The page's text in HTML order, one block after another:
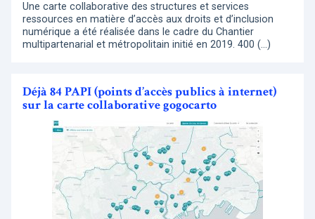
Une carte collaborative des structures et services
ressources en matière d’accès aux droits et d’inclusion
numérique a été réalisée dans le cadre du Chantier
multipartenarial et métropolitain initié en 2019. 400 (…)
Déjà 84 PAPI (points d’accès publics à internet)
sur la carte collaborative gogocarto